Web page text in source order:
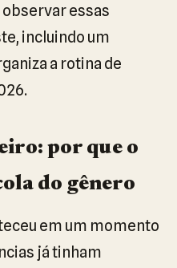
essas
incluindo um
a rotina de
por que o
do gênero
em um momento
já tinham